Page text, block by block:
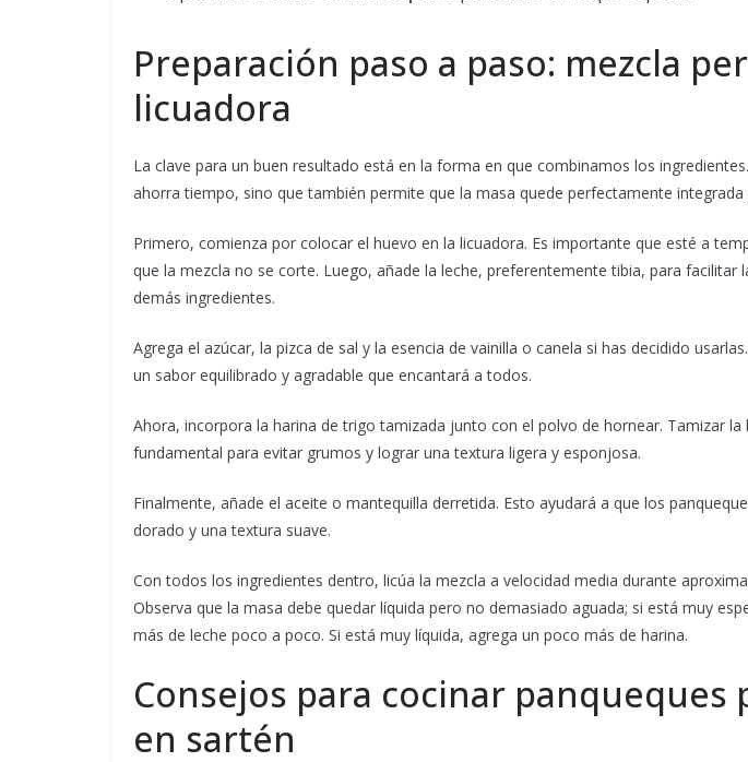
Preparación paso a paso: mezcla
licuadora
La clave para un buen resultado está en la forma en que combinamos los
ahorra tiempo, sino que también permite que la masa quede perfectamente integrada
Primero, comienza por colocar el huevo en la licuadora. Es importante que esté a
que la mezcla no se corte. Luego, añade la leche, preferentemente tibia, para facilitar
demás ingredientes.
Agrega el azúcar, la pizca de sal y la esencia de vainilla o canela si has decidido
un sabor equilibrado y agradable que encantará a todos.
Ahora, incorpora la harina de trigo tamizada junto con el polvo de hornear. Tamizar la
fundamental para evitar grumos y lograr una textura ligera y esponjosa.
Finalmente, añade el aceite o mantequilla derretida. Esto ayudará a que los
dorado y una textura suave.
Con todos los ingredientes dentro, licúa la mezcla a velocidad media durante
Observa que la masa debe quedar líquida pero no demasiado aguada; si está muy
más de leche poco a poco. Si está muy líquida, agrega un poco más de harina.
Consejos para cocinar panqueques
en sartén